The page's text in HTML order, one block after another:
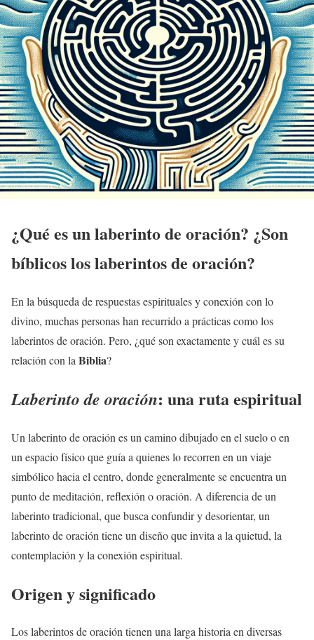
¿Qué es un laberinto de oración? ¿Son
bíblicos los laberintos de oración?
En la búsqueda de respuestas espirituales y conexión con lo
divino, muchas personas han recurrido a prácticas como los
laberintos de oración. Pero, ¿qué son exactamente y cuál es su
relación con la Biblia?
Laberinto de oración: una ruta espiritual
Un laberinto de oración es un camino dibujado en el suelo o en
un espacio físico que guía a quienes lo recorren en un viaje
simbólico hacia el centro, donde generalmente se encuentra un
punto de meditación, reflexión o oración. A diferencia de un
laberinto tradicional, que busca confundir y desorientar, un
laberinto de oración tiene un diseño que invita a la quietud, la
contemplación y la conexión espiritual.
Origen y significado
Los laberintos de oración tienen una larga historia en diversas